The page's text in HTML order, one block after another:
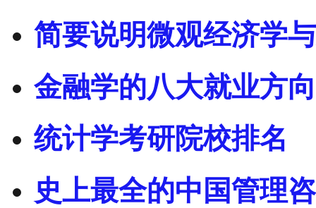
简要说明微观经济学
金融学的八大就业方
统计学考研院校排名
史上最全的中国管理